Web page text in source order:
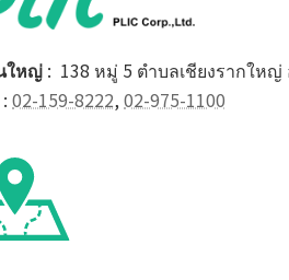
ใหญ่ : 138 หมู่ 5 ตำบลเชียงรากให
: 02-159-8222,02-975-1100